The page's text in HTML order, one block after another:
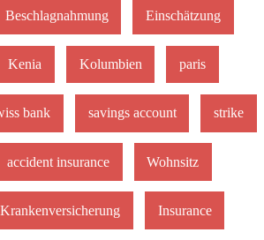
Beschlagnahmung Einschätzung
Kenia Kolumbien paris
bank savings account strike
accident insurance Wohnsitz
Insurance